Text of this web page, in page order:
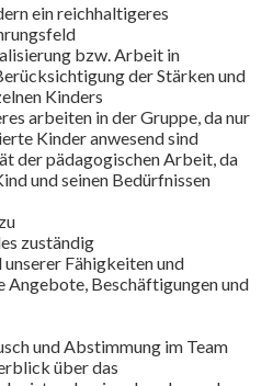
ein reichhaltigeres
bzw. Arbeit in
der Stärken und
Kinders
arbeiten in der Gruppe, da nur
Kinder anwesend sind
der pädagogischen Arbeit, da
und seinen Bedürfnissen
zuständig
Fähigkeiten und
Angebote, Beschäftigungen und
und Abstimmung im Team
über das